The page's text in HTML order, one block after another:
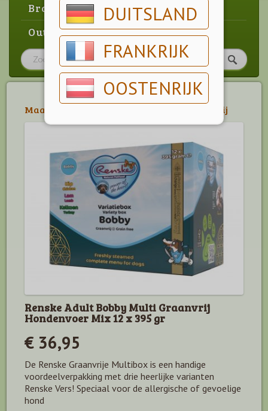
DUITSLAND
FRANKRIJK
OOSTENRIJK
Brood & gebak
Outlet
Maaltijd Vlees Renske Graanvrij
Renske Adult Bobby Multi Graanvrij
Hondenvoer Mix 12 x 395 gr
€ 36,95
De Renske Graanvrije Multibox is een handige
voordeelverpakking met drie heerlijke varianten
Renske Vers! Speciaal voor de allergische of gevoelige
hond